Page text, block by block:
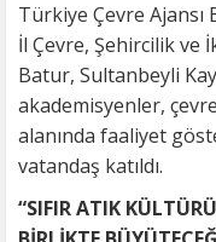
Türkiye Çevre
İl Çevre, Şehircilik ve
Batur, Sultanbeyli
akademisyenler,
alanında faaliyet
vatandaş katıldı.
“SIFIR ATIK